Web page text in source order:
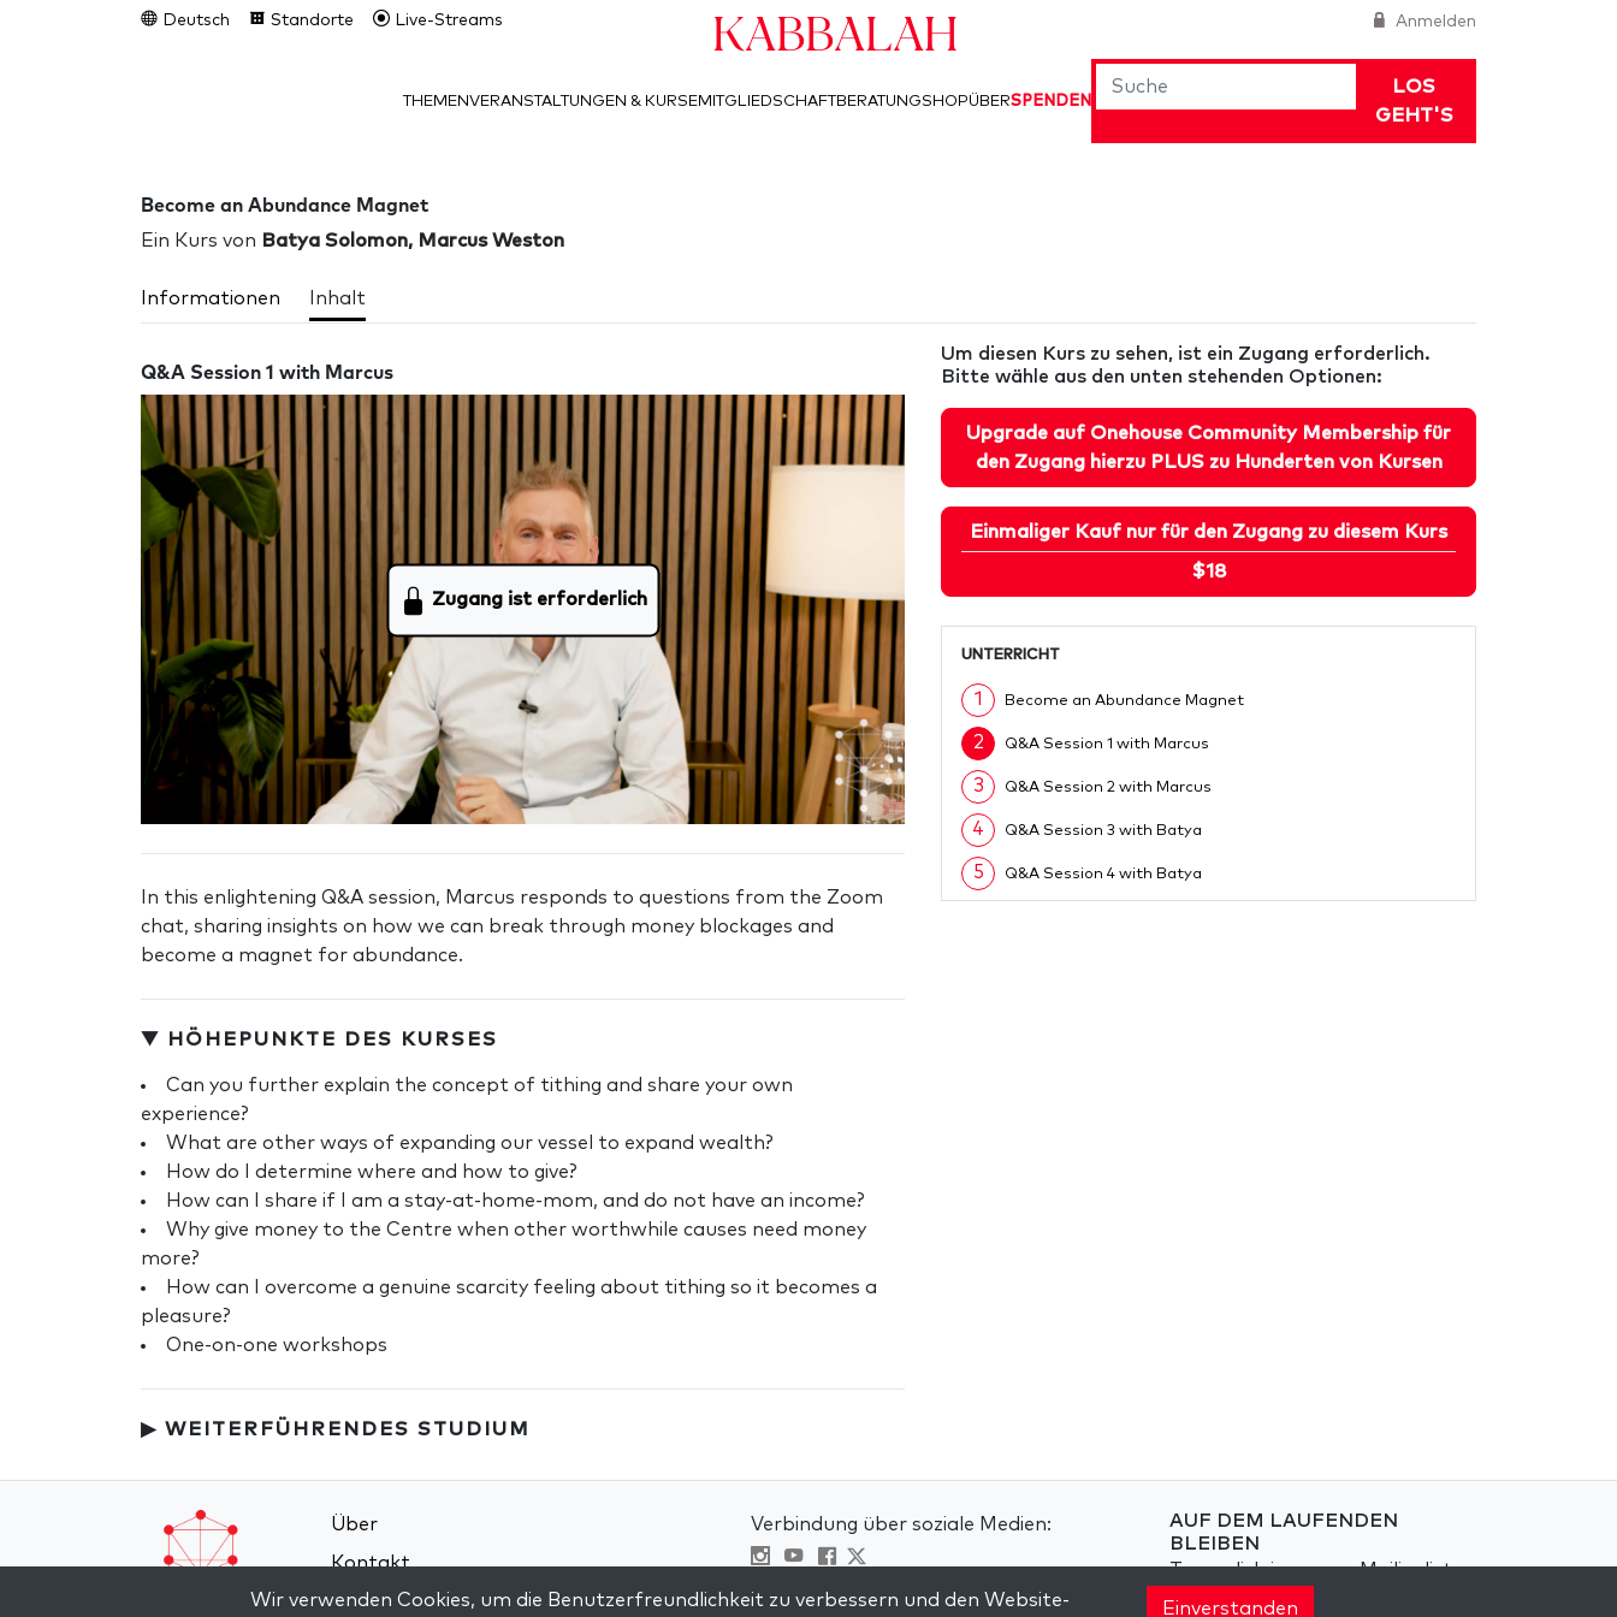
Anmelden
Deutsch Standorte Live-Streams Kabbalah
LOS
GEHT'S
THEMENVERANSTALTUNGEN & KURSEMITGLIEDSCHAFTBERATUNGSHOPÜBERSPENDEN
Become an Abundance Magnet
Ein Kurs von Batya Solomon, Marcus Weston
Informationen Inhalt
Q&A Session 1 with Marcus
Zugang ist erforderlich
In this enlightening Q&A session, Marcus responds to questions from the Zoom
chat, sharing insights on how we can break through money blockages and
become a magnet for abundance.
▼ HÖHEPUNKTE DES KURSES
Can you further explain the concept of tithing and share your own
experience?
What are other ways of expanding our vessel to expand wealth?
How do I determine where and how to give?
How can I share if I am a stay-at-home-mom, and do not have an income?
Why give money to the Centre when other worthwhile causes need money
more?
How can I overcome a genuine scarcity feeling about tithing so it becomes a
pleasure?
One-on-one workshops
▶ WEITERFÜHRENDES STUDIUM
Um diesen Kurs zu sehen, ist ein Zugang erforderlich.
Bitte wähle aus den unten stehenden Optionen:
Upgrade auf Onehouse Community Membership für
den Zugang hierzu PLUS zu Hunderten von Kursen
Einmaliger Kauf nur für den Zugang zu diesem Kurs
$18
UNTERRICHT
1 Become an Abundance Magnet
2 Q&A Session 1 with Marcus
3 Q&A Session 2 with Marcus
4 Q&A Session 3 with Batya
5 Q&A Session 4 with Batya
Über
Kontakt
Allgemeine
Verbindung über soziale Medien:
Visit kabbalah master classes
AUF DEM LAUFENDEN
BLEIBEN
Trage dich in unsere Mailingliste
ein und erhalte wöchentlich
Wir verwenden Cookies, um die Benutzerfreundlichkeit zu verbessern und den Website- Einverstanden